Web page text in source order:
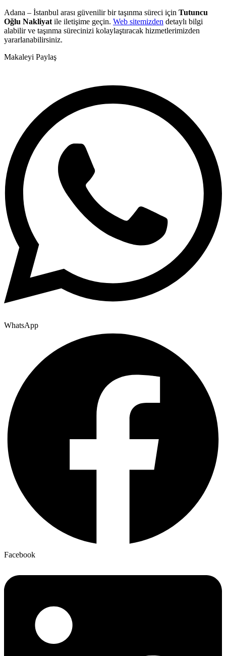
Adana – İstanbul arası güvenilir bir taşınma süreci için Tutuncu
Oğlu Nakliyat ile iletişime geçin. Web sitemizden detaylı bilgi
alabilir ve taşınma sürecinizi kolaylaştıracak hizmetlerimizden
yararlanabilirsiniz.
Makaleyi Paylaş
WhatsApp
Facebook